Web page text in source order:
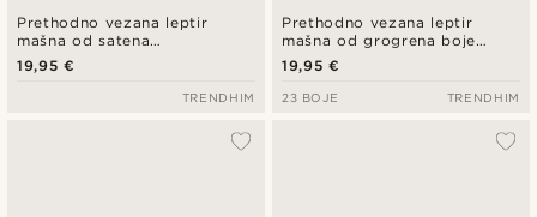
Prethodno vezana leptir
mašna od satena
svjetlosmeđe boje
19,95 €
TRENDHIM
Prethodno vezana leptir
mašna od grogrena boje
šampanjca
19,95 €
23 BOJE TRENDHIM